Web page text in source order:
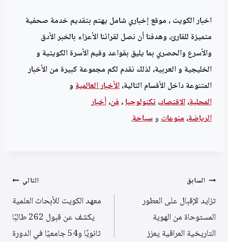
اخبار الكويت ، موقع إخباري شامل يهتم بتقديم خدمة صحفية
متميزة للقارئ، وهدفنا أن نصل لقرائنا الأعزاء بالخبر الأدق
والأسرع والحصري بما يليق بقواعد وقيم الأسرة الكويتية و
الخليجية و العربية، لذلك نقدم لكم مجموعة كبيرة من الأخبار
المتنوعة داخل الأقسام التالية،الأخبار العالميةو
المحلية،الاقتصاد،تكنولوجيا،فن،أخبار
الرياضة،منوعاتوسياحة.
تصفّح
المقالات
السابق
تزايد الإقبال على العطور
المستوحاة من الهوية
التاريخية العراقية يعزز
التالي
معهد الكويت للأبحاث العلمية
يكشف عن قبول 262 طالبًا
ثانويًا و54 جامعيًا في الدورة